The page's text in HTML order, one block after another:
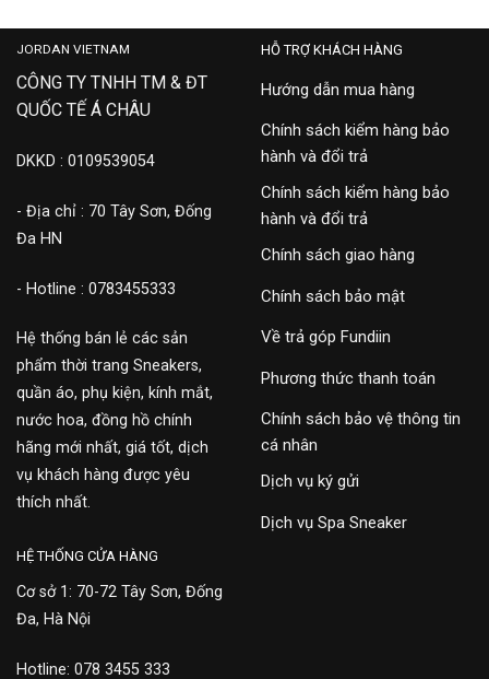
JORDAN VIETNAM
CÔNG TY TNHH TM & ĐT
QUỐC TẾ Á CHÂU
DKKD : 0109539054
- Địa chỉ : 70 Tây Sơn, Đống
Đa HN
- Hotline : 0783455333
Hệ thống bán lẻ các sản
phẩm thời trang Sneakers,
quần áo, phụ kiện, kính mắt,
nước hoa, đồng hồ chính
hãng mới nhất, giá tốt, dịch
vụ khách hàng được yêu
thích nhất.
HỖ TRỢ KHÁCH HÀNG
Hướng dẫn mua hàng
Chính sách kiểm hàng bảo
hành và đổi trả
Chính sách kiểm hàng bảo
hành và đổi trả
Chính sách giao hàng
Chính sách bảo mật
Về trả góp Fundiin
Phương thức thanh toán
Chính sách bảo vệ thông tin
cá nhân
Dịch vụ ký gửi
Dịch vụ Spa Sneaker
HỆ THỐNG CỬA HÀNG
Cơ sở 1: 70-72 Tây Sơn, Đống
Đa, Hà Nội
Hotline: 078 3455 333